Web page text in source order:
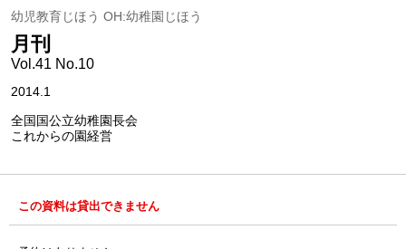
幼児教育じほう OH:幼稚園じほう
月刊
Vol.41 No.10
2014.1
全国国公立幼稚園長会
これからの園経営
この資料は貸出できません